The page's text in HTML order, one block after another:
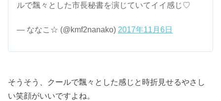
ルで飄々とした市長秘書を演じていてイイ感じ♡
— ななこ☆ (@kmf2nanako) 2017年11月6日
そうそう、クールで飄々とした感じと時折見せるやさし
い笑顔がいいですよね。